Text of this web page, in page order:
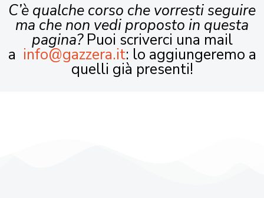
C’è qualche corso che vorresti seguire
ma che non vedi proposto in questa
pagina?Puoi scriverci una mail
a info@gazzera.it: lo aggiungeremo a
quelli già presenti!